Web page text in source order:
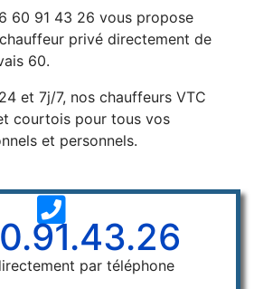
60 91 43 26 vous propose
privé directement de
60.
et 7j/7, nos chauffeurs VTC
courtois pour tous vos
et personnels.
par téléphone